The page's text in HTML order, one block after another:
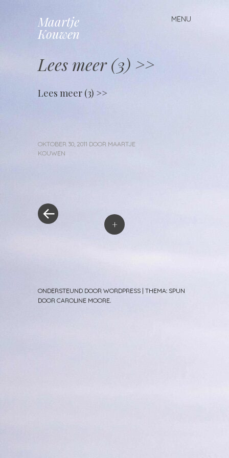
Maartje
Kouwen
MENU
Spring
naar
Lees meer (3) >>
Lees meer (3) >>
OKTOBER 30, 2011 DOOR MAARTJE
KOUWEN
+
ONDERSTEUND DOOR WORDPRESS | THEMA: SPUN
DOOR CAROLINE MOORE